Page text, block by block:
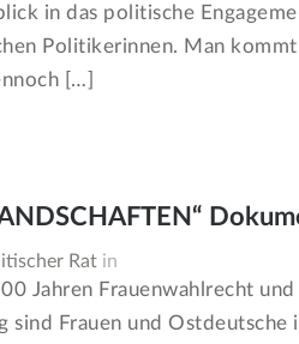
in das politische
Politikerinnen. Man kommt
[…]
Rat in
Jahren Frauenwahlrecht
sind Frauen und